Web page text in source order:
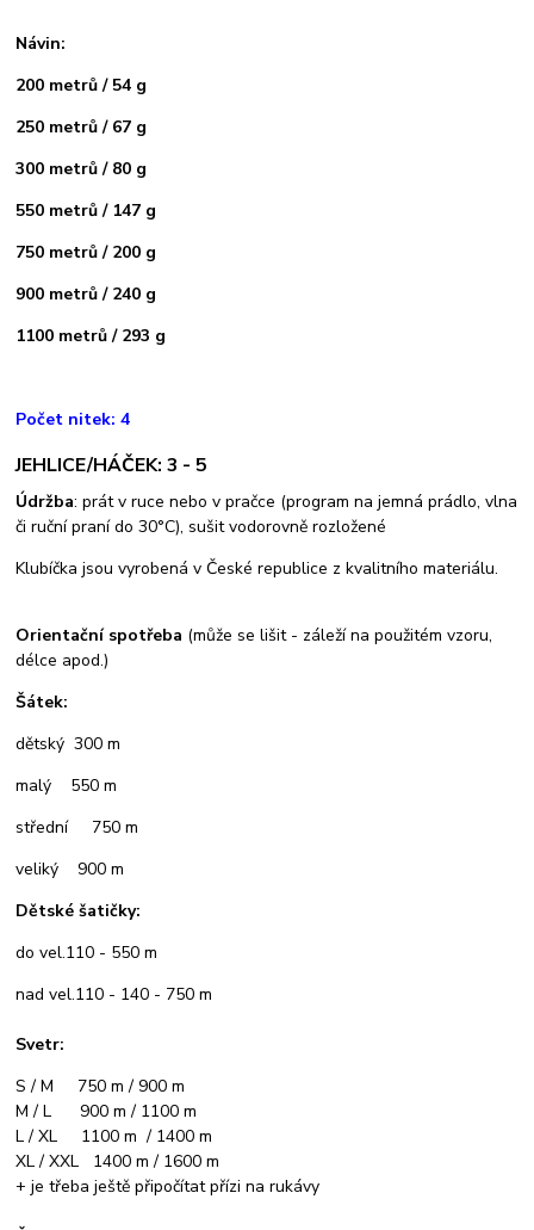
Návin:
200 metrů / 54 g
250 metrů / 67 g
300 metrů / 80 g
550 metrů / 147 g
750 metrů / 200 g
900 metrů / 240 g
1100 metrů / 293 g
Počet nitek: 4
JEHLICE/HÁČEK: 3 - 5
Údržba: prát v ruce nebo v pračce (program na jemná prádlo, vlna
či ruční praní do 30°C), sušit vodorovně rozložené
Klubíčka jsou vyrobená v České republice z kvalitního materiálu.
Orientační spotřeba (může se lišit - záleží na použitém vzoru,
délce apod.)
Šátek:
dětský 300 m
malý 550 m
střední 750 m
veliký 900 m
Dětské šatičky:
do vel.110 - 550 m
nad vel.110 - 140 - 750 m
Svetr:
S / M 750 m / 900 m
M / L 900 m / 1100 m
L / XL 1100 m / 1400 m
XL / XXL 1400 m / 1600 m
+ je třeba ještě připočítat přízi na rukávy